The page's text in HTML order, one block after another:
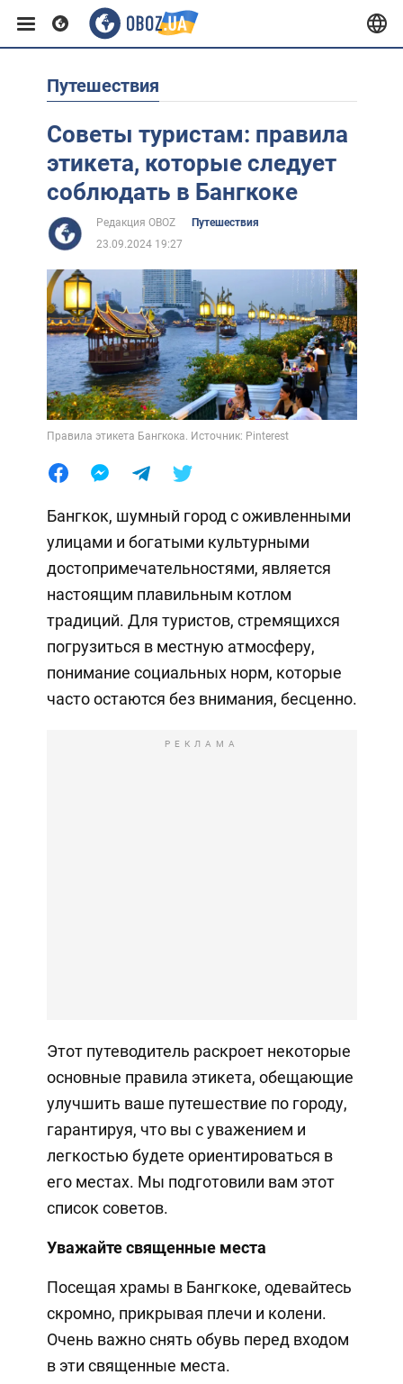
Европа
США
Африка
Жизнь
Лайфхаки
Путешествия
Советы туристам: правила
этикета, которые следует
соблюдать в Бангкоке
Редакция OBOZ
Путешествия
23.09.2024 19:27
Правила этикета Бангкока. Источник: Pinterest
Бангкок, шумный город с оживленными
улицами и богатыми культурными
достопримечательностями, является
настоящим плавильным котлом
традиций. Для туристов, стремящихся
погрузиться в местную атмосферу,
понимание социальных норм, которые
часто остаются без внимания, бесценно.
РЕКЛАМА
Этот путеводитель раскроет некоторые
основные правила этикета, обещающие
улучшить ваше путешествие по городу,
гарантируя, что вы с уважением и
легкостью будете ориентироваться в
его местах. Мы подготовили вам этот
список советов.
Уважайте священные места
Посещая храмы в Бангкоке, одевайтесь
скромно, прикрывая плечи и колени.
Очень важно снять обувь перед входом
в эти священные места.